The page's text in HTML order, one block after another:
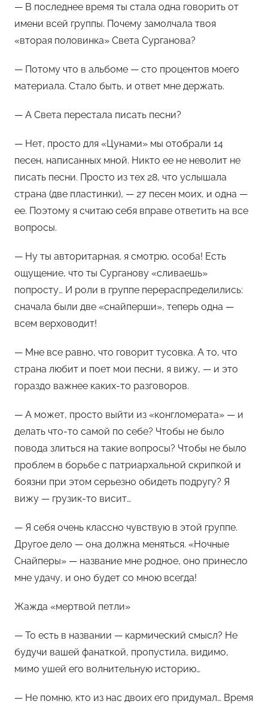
— В последнее время ты стала одна говорить от
имени всей группы. Почему замолчала твоя
«вторая половинка» Света Сурганова?
— Потому что в альбоме — сто процентов моего
материала. Стало быть, и ответ мне держать.
— А Света перестала писать песни?
— Нет, просто для «Цунами» мы отобрали 14
песен, написанных мной. Никто ее не неволит не
писать песни. Просто из тех 28, что услышала
страна (две пластинки), — 27 песен моих, и одна —
ее. Поэтому я считаю себя вправе ответить на все
вопросы.
— Ну ты авторитарная, я смотрю, особа! Есть
ощущение, что ты Сурганову «сливаешь»
попросту… И роли в группе перераспределились:
сначала были две «снайперши», теперь одна —
всем верховодит!
— Мне все равно, что говорит тусовка. А то, что
страна любит и поет мои песни, я вижу, — и это
гораздо важнее каких-то разговоров.
— А может, просто выйти из «конгломерата» — и
делать что-то самой по себе? Чтобы не было
повода злиться на такие вопросы? Чтобы не было
проблем в борьбе с патриархальной скрипкой и
боязни при этом серьезно обидеть подругу? Я
вижу — грузик-то висит…
— Я себя очень классно чувствую в этой группе.
Другое дело — она должна меняться. «Ночные
Снайперы» — название мне родное, оно принесло
мне удачу, и оно будет со мною всегда!
Жажда «мертвой петли»
— То есть в названии — кармический смысл? Не
будучи вашей фанаткой, пропустила, видимо,
мимо ушей его волнительную историю…
— Не помню, кто из нас двоих его придумал… Время